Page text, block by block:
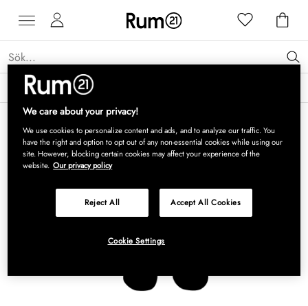
Få 15 % rabatt på Grythyttan Stålmöbler* →
We care about your privacy!
We use cookies to personalize content and ads, and to analyze our traffic. You
have the right and option to opt out of any non-essential cookies while using our
site. However, blocking certain cookies may affect your experience of the
website. Our privacy policy
Reject All Accept All Cookies
Cookie Settings